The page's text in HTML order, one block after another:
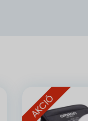
AKCIÓ